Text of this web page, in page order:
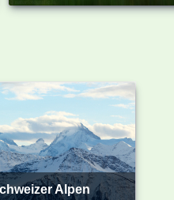
Alpen